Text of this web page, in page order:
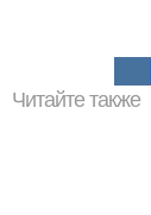
Читайте также